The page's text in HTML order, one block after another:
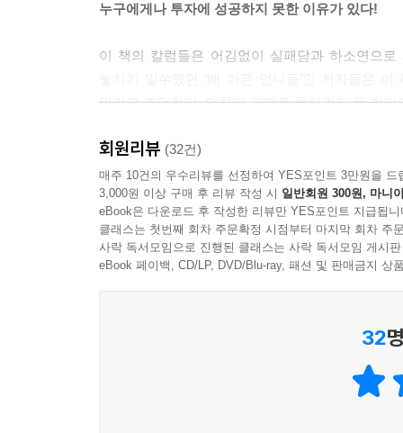
누구에게나 투자에 성공하지 못한 이유가 있다!
이 책의 칼럼들은 어김없이 실패담과 하소연으
말라고 조언한다. 어차피 그때로 돌아가도 못 한
없다. 우리에게도 언젠가는 수익을 낼 일생일대의
실패하는지를 꼼꼼히 짚어보고, 그 시장이 어떻
책은 과거의 부실한 투자를 반성하고 개선함으로
못 했던 투자, 알아도 못 했던 투자였지만 미래에
이 책의 내용은 모두 “나는 왜 ○○을 사지 못 했나
2장에서는 유로화, 달러화, 엔화, 대만달러 등
4장에서도 배 아픈 투자자들의 이야기는 이어
회원리뷰 (32건)
매주 10건의 우수리뷰를 선정하여 YES포인트 3만원을 드
3,000원 이상 구매 후 리뷰 작성 시 일반회원 300원, 마니
eBook은 다운로드 후 작성한 리뷰만 YES포인트 지급됩니
클래스는 첫번째 회차 주문확정 시점부터 마지막 회차 주
사락 독서모임으로 진행된 클래스는 사락 독서모임 게시
eBook 페이백, CD/LP, DVD/Blu-ray, 패션 및 판매금지 상
32